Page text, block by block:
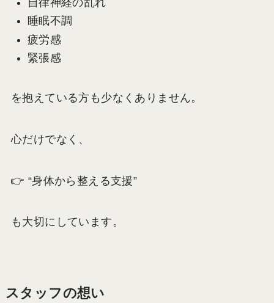
睡眠不調
疲労感
緊張感
を抱えている方も少なくありません。
心だけでなく、
👉 “身体から整える支援”
も大切にしています。
スタッフの想い